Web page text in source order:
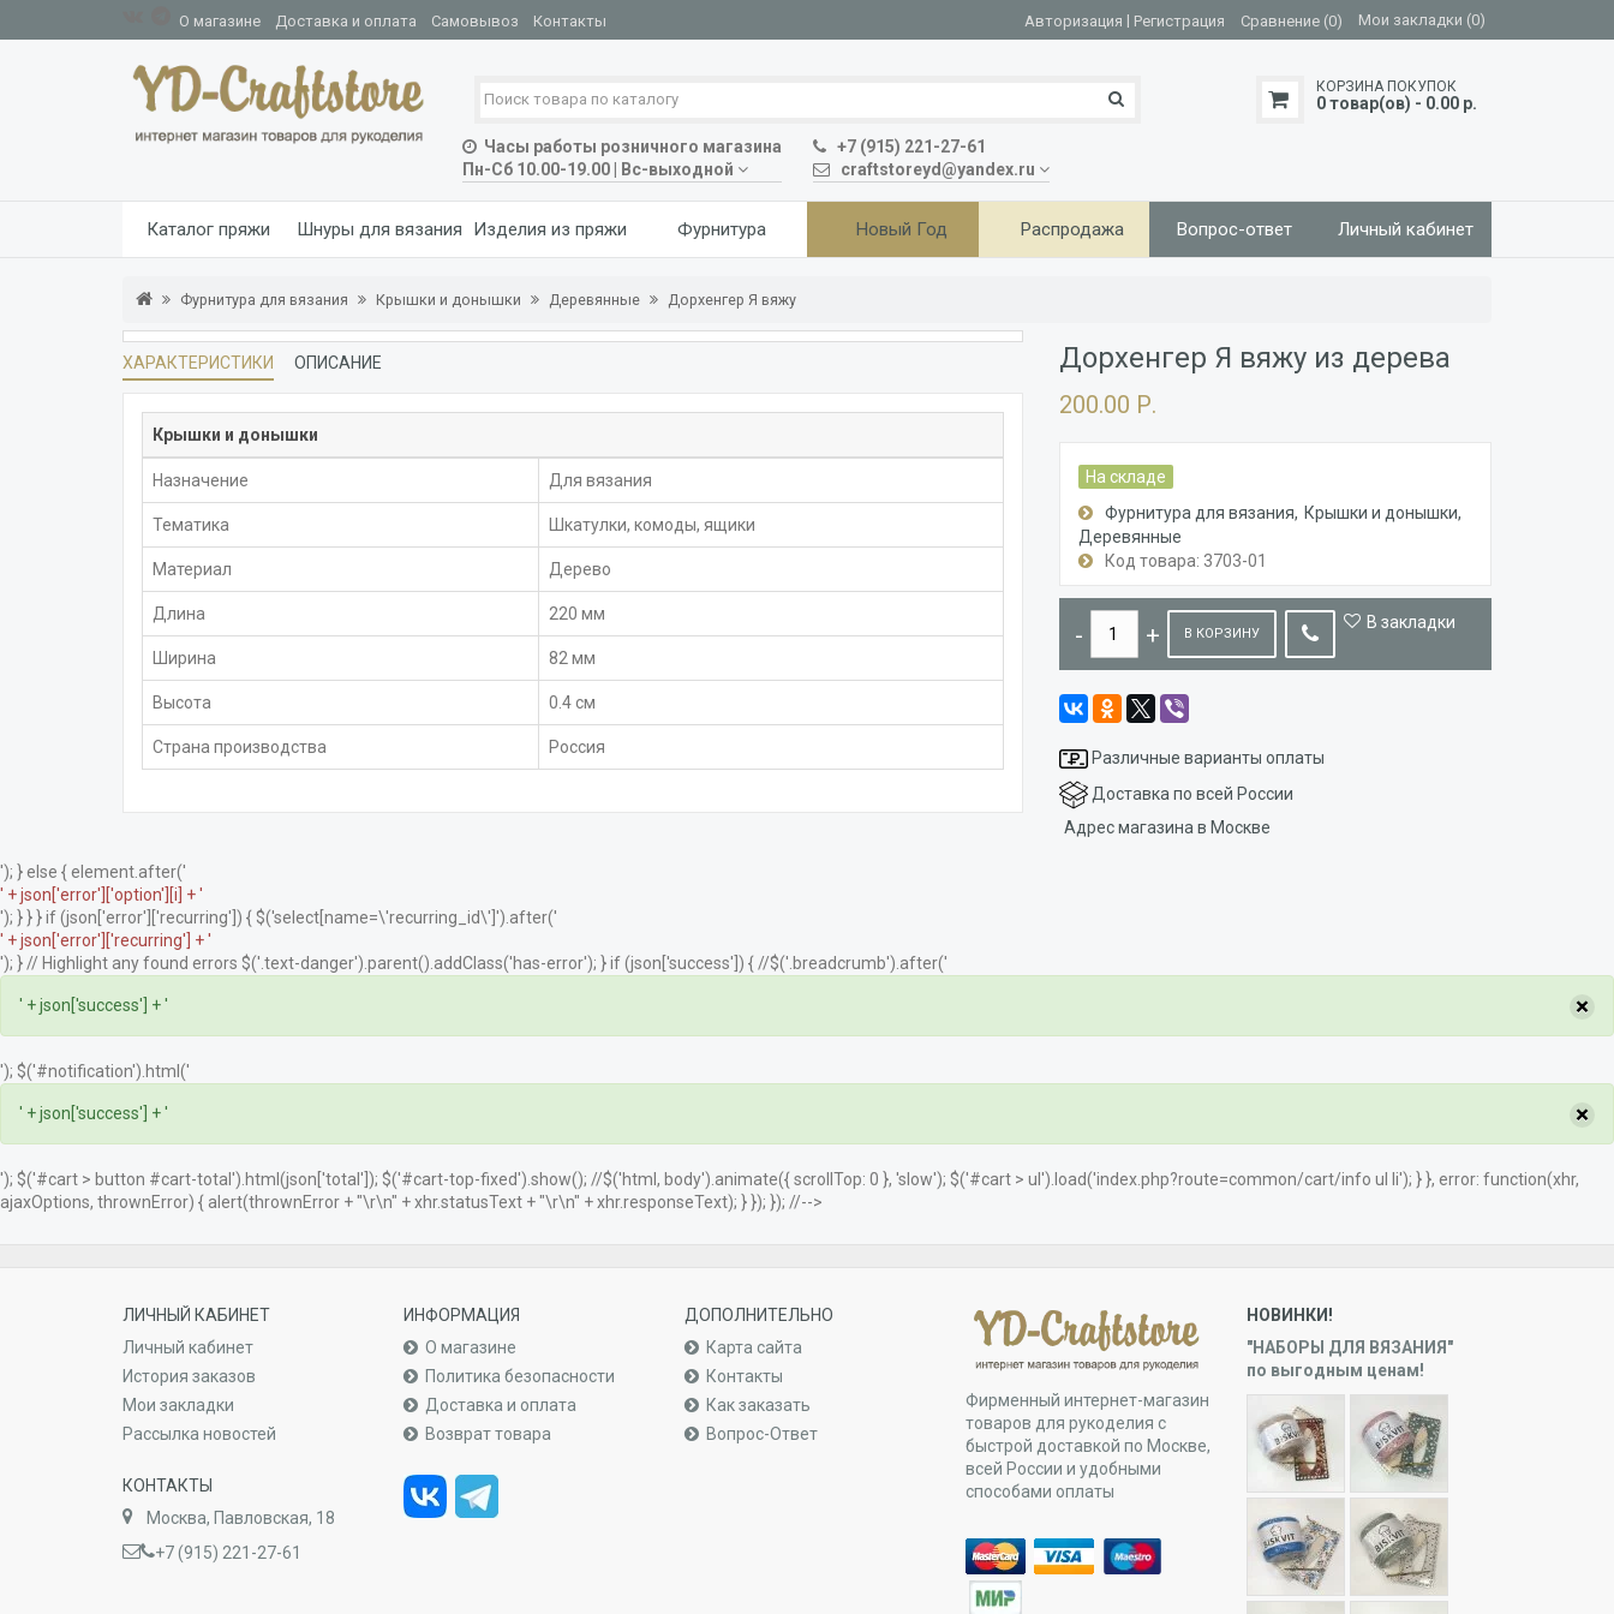
О магазине Доставка и оплата Самовывоз Контакты Авторизация | Регистрация Сравнение (0) Мои закладки (0)
Часы работы розничного магазина
Пн-Сб 10.00-19.00 | Вс-выходной
+7 (915) 221-27-61
craftstoreyd@yandex.ru
КОРЗИНА ПОКУПОК
0 товар(ов) - 0.00 р.
Каталог пряжи Шнуры для вязания Изделия из пряжи Фурнитура Новый Год Распродажа Вопрос-ответ Личный кабинет
Фурнитура для вязания Крышки и донышки Деревянные Дорхенгер Я вяжу
ХАРАКТЕРИСТИКИ ОПИСАНИЕ
Крышки и донышки
Назначение Для вязания
Тематика Шкатулки, комоды, ящики
Материал Дерево
Длина 220 мм
Ширина 82 мм
Высота 0.4 см
Страна производства Россия
Дорхенгер Я вяжу из дерева
200.00 Р.
На складе
Фурнитура для вязания Крышки и донышки
Деревянные
Код товара: 3703-01
В КОРЗИНУ
В закладки
Различные варианты оплаты
Доставка по всей России
Адрес магазина в Москве
'); } else { element.after('
' + json['error']['option'][i] + '
'); } } } if (json['error']['recurring']) { $('select[name=\'recurring_id\']').after('
' + json['error']['recurring'] + '
'); } // Highlight any found errors $('.text-danger').parent().addClass('has-error'); } if (json['success']) { //$('.breadcrumb').after('
' + json['success'] + ' ×
'); $('#notification').html('
' + json['success'] + ' ×
'); $('#cart > button #cart-total').html(json['total']); $('#cart-top-fixed').show(); //$('html, body').animate({ scrollTop: 0 }, 'slow'); $('#cart > ul').load('index.php?route=common/cart/info ul li'); } }, error: function(xhr,
ajaxOptions, thrownError) { alert(thrownError + "\r\n" + xhr.statusText + "\r\n" + xhr.responseText); } }); }); //-->
ЛИЧНЫЙ КАБИНЕТ
Личный кабинет
История заказов
Мои закладки
Рассылка новостей
КОНТАКТЫ
Москва, Павловская, 18
+7 (915) 221-27-61
ИНФОРМАЦИЯ
О магазине
Политика безопасности
Доставка и оплата
Возврат товара
ДОПОЛНИТЕЛЬНО
Карта сайта
Контакты
Как заказать
Вопрос-Ответ
Фирменный интернет-магазин
товаров для рукоделия с
быстрой доставкой по Москве,
всей России и удобными
способами оплаты
НОВИНКИ!
"НАБОРЫ ДЛЯ ВЯЗАНИЯ"
по выгодным ценам!